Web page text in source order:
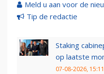
Meld u aan voor de
Tip de redactie
Staking
op laatste
07-08-2026, 15:11